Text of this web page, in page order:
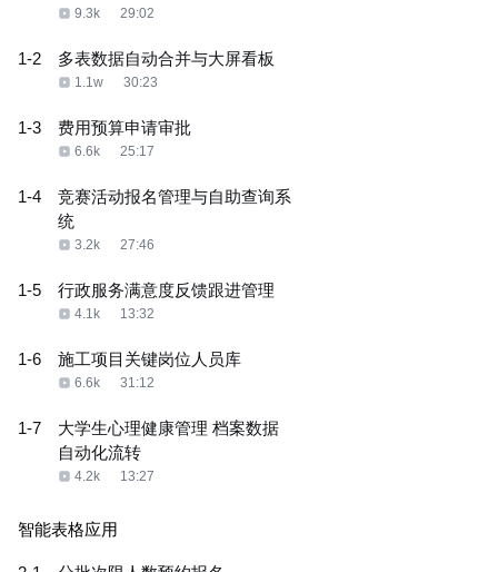
9.3k 29:02
1-2 多表数据自动合并与大屏看板
1.1w 30:23
1-3 费用预算申请审批
6.6k 25:17
1-4
竞赛活动报名管理与自助查询系
统
3.2k 27:46
1-5 行政服务满意度反馈跟进管理
4.1k 13:32
1-6 施工项目关键岗位人员库
6.6k 31:12
1-7
大学生心理健康管理 档案数据
自动化流转
4.2k 13:27
智能表格应用